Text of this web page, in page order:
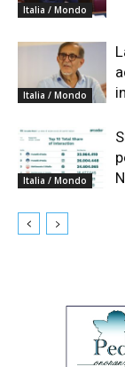
Italia / Mondo
Italia / Mondo
Italia / Mondo